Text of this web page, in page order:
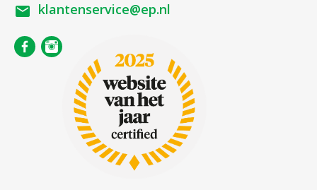
netto hoogte
0.46 kg
netto diepte
24.76 cm
klantenservice@ep.nl